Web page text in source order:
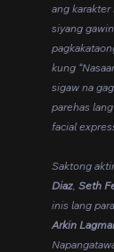
ang karakter
siyang
kung
sigaw na
parehas
facial
Saktong
Diaz, Seth
inis lang
Arkin